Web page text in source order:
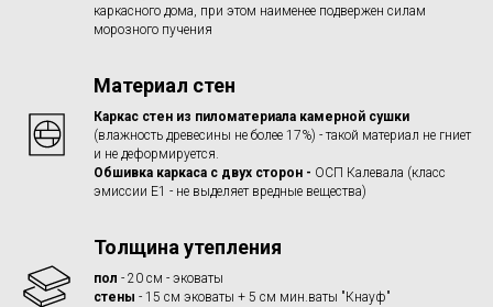
каркасного дома, при этом наименее подвержен силам
морозного пучения
Материал стен
Каркас стен из пиломатериала камерной сушки
(влажность древесины не более 17%) - такой материал не гниет
и не деформируется.
Обшивка каркаса с двух сторон - ОСП Калевала (класс
эмиссии Е1 - не выделяет вредные вещества)
Толщина утепления
пол - 20 см - эковаты
стены - 15 см эковаты + 5 см мин.ваты "Кнауф"